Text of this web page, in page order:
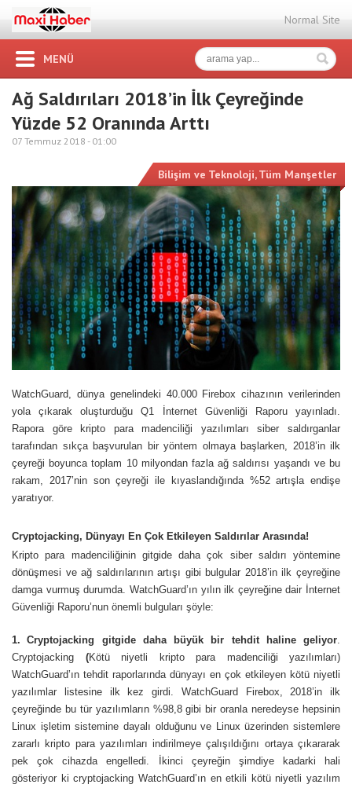
Normal Site
MENÜ
Ağ Saldırıları 2018’in İlk Çeyreğinde
Yüzde 52 Oranında Arttı
07 Temmuz 2018 - 01:00
Bilişim ve Teknoloji,Tüm Manşetler
WatchGuard, dünya genelindeki 40.000 Firebox cihazının verilerinden
yola çıkarak oluşturduğu Q1 İnternet Güvenliği Raporu yayınladı.
Rapora göre kripto para madenciliği yazılımları siber saldırganlar
tarafından sıkça başvurulan bir yöntem olmaya başlarken, 2018’in ilk
çeyreği boyunca toplam 10 milyondan fazla ağ saldırısı yaşandı ve bu
rakam, 2017’nin son çeyreği ile kıyaslandığında %52 artışla endişe
yaratıyor.
Cryptojacking, Dünyayı En Çok Etkileyen Saldırılar Arasında!
Kripto para madenciliğinin gitgide daha çok siber saldırı yöntemine
dönüşmesi ve ağ saldırılarının artışı gibi bulgular 2018’in ilk çeyreğine
damga vurmuş durumda. WatchGuard’ın yılın ilk çeyreğine dair İnternet
Güvenliği Raporu’nun önemli bulguları şöyle:
1. Cryptojacking gitgide daha büyük bir tehdit haline geliyor
Cryptojacking (Kötü niyetli kripto para madenciliği yazılımları)
WatchGuard’ın tehdit raporlarında dünyayı en çok etkileyen kötü niyetli
yazılımlar listesine ilk kez girdi. WatchGuard Firebox, 2018’in ilk
çeyreğinde bu tür yazılımların %98,8 gibi bir oranla neredeyse hepsinin
Linux işletim sistemine dayalı olduğunu ve Linux üzerinden sistemlere
zararlı kripto para yazılımları indirilmeye çalışıldığını ortaya çıkararak
pek çok cihazda engelledi. İkinci çeyreğin şimdiye kadarki hali
gösteriyor ki cryptojacking WatchGuard’ın en etkili kötü niyetli yazılım